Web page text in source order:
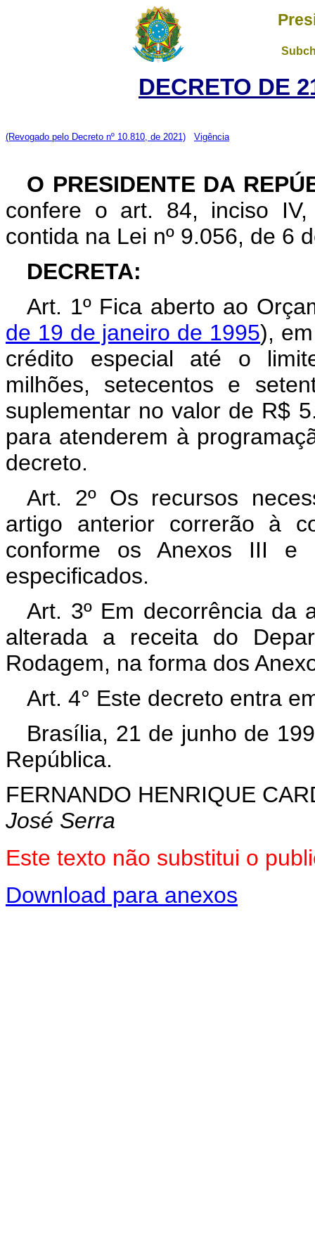
DECRETO DE
(Revogado pelo Decreto nº 10.810, de 2021) Vigência
O PRESIDENTE DA
confere o art. 84, inciso
contida na Lei nº 9.056, de 6
DECRETA:
Art. 1º Fica aberto ao
de 19 de janeiro de 1995),
crédito especial até o
milhões, setecentos e
suplementar no valor de R$
para atenderem à
decreto.
Art. 2º Os recursos
artigo anterior correrão à
conforme os Anexos III e
especificados.
Art. 3º Em decorrência da
alterada a receita do
Rodagem, na forma dos
Art. 4° Este decreto entra
Brasília, 21 de junho de
República.
FERNANDO HENRIQUE
José Serra
Este texto não substitui o
Download para anexos